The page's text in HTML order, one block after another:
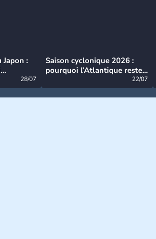
Japon :
28/07
Saison cyclonique 2026 :
pourquoi l’Atlantique reste
22/07